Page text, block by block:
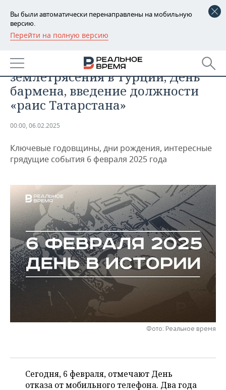
Вы были автоматически перенаправлены на мобильную
версию.
Перейти на полную версию
РЕГИОНЫ
БАШКОРТОСТАН
ТАТАРСТАН
УДМУРТИЯ
НОВОСТИ
АНАЛИТИКА
НОВОСТИ АНАЛИТИКИ
ДЕКЛАРАЦИИ О ДОХОДАХ
КОРОЛИ ГОСЗАКАЗА ПФО
КОМУ ПРИНАДЛЕЖАТ
ТОРГОВЫЕ ЦЕНТРЫ
ТАТАРСТАНА
ЭКОНОМИКА
НОВОСТИ ЭКОНОМИКИ
ФИНАНСЫ
БЮДЖЕТ
ИНВЕСТИЦИИ
ПРОМЫШЛЕННОСТЬ
НОВОСТИ
ПРОМЫШЛЕННОСТИ
АГРОПРОМ
МАШИНОСТРОЕНИЕ
НЕФТЕХИМИЯ
НЕФТЬ
ОПК
ЭНЕРГЕТИКА
НЕДВИЖИМОСТЬ
НОВОСТИ АВТО
БИЗНЕС
НОВОСТИ БИЗНЕСА
РОЗНИЧНАЯ ТОРГОВЛЯ
ТРАНСПОРТ
УСЛУГИ
ТЕХНОЛОГИИ
НОВОСТИ ТЕХНОЛОГИЙ
IT
МЕДИА
ТЕЛЕКОММУНИКАЦИИ
МЕРОПРИЯТИЯ
НОВОСТИ МЕРОПРИЯТИЙ
ВЫЕЗДНАЯ РЕДАКЦИЯ
ОТКРЫТАЯ ЛЕКЦИЯ
СПОРТ
НОВОСТИ СПОРТА
БАСКЕТБОЛ
ВОЛЕЙБОЛ
ОБЩЕСТВО
НОВОСТИ ОБЩЕСТВА
ИНФРАСТРУКТУРА
ИСТОРИЯ
СПИСОК ПЕРСОН
ПОЛНАЯ ВЕРСИЯ
День в истории 6 февраля:
землетрясения в Турции, День
бармена, введение должности
«раис Татарстана»
00:00, 06.02.2025
Ключевые годовщины, дни рождения, интересные
грядущие события 6 февраля 2025 года
Фото: Реальное время
Сегодня, 6 февраля, отмечают День
отказа от мобильного телефона. Два года